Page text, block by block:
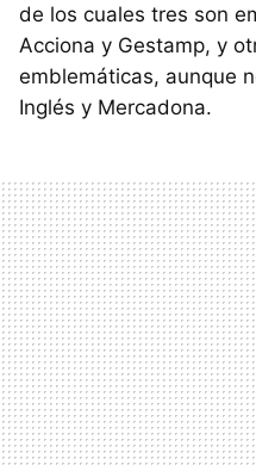
de los cuales tres son
Acciona y Gestamp, y
emblemáticas, aunque
Inglés y Mercadona.